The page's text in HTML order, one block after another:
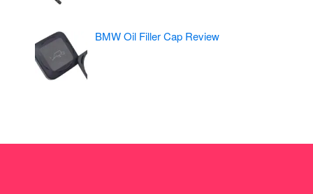
BMW Oil Filler Cap Review